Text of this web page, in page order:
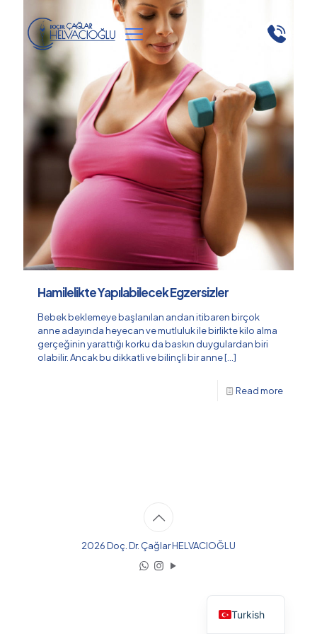
Hamilelikte Yapılabilecek Egzersizler
Bebek beklemeye başlanılan andan itibaren birçok
anne adayında heyecan ve mutluluk ile birlikte kilo alma
gerçeğinin yarattığı korku da baskın duygulardan biri
olabilir. Ancak bu dikkatli ve bilinçli bir anne[…]
Read more
2026 Doç. Dr. Çağlar HELVACIOĞLU
Turkish